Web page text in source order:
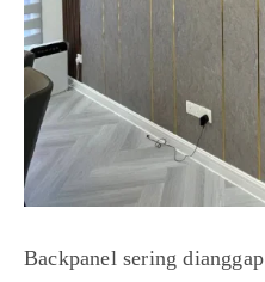
Backpanel sering